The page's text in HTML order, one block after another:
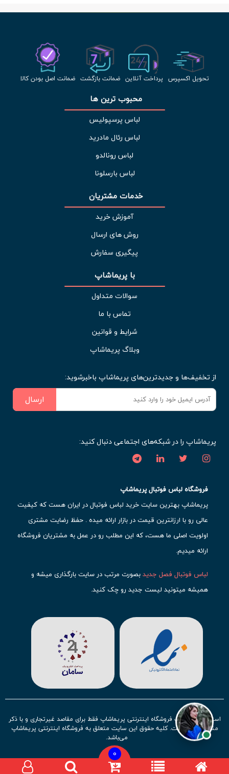
0
تحویل اکسپرس پرداخت آنلاین ضمانت بازگشت ضمانت اصل بودن کالا
محبوب ترین ها
لباس پرسپولیس
لباس رئال مادرید
لباس رونالدو
لباس بارسلونا
خدمات مشتریان
آموزش خرید
روش های ارسال
پیگیری سفارش
با پریماشاپ
سوالات متداول
تماس با ما
شرایط و قوانین
وبلاگ پریماشاپ
از تخفیف‌ها و جدیدترین‌های پریماشاپ باخبرشوید:
ارسال
پریماشاپ را در شبکه‌های اجتماعی دنبال کنید:
فروشگاه لباس فوتبال پریماشاپ
پریماشاپ بهترین سایت خرید لباس فوتبال در ایران هست که کیفیت
عالی رو با ارزانترین قیمت در بازار ارائه میده . حفظ رضایت مشتری
اولویت اصلی ما هست، که این مطلب رو در عمل به مشتریان فروشگاه
ارائه میدیم.
لباس فوتبال فصل جدیدبصورت مرتب در سایت بارگذاری میشه و
همیشه میتونید لیست جدید رو چک کنید.
حتما مشاهده کنید که قطعا برای تیم های مطرح دنیای فوتبال، تعداد
بیشتری محصول موجود میشه. این مورد شامل
لباس رئال مادرید
لباس اینتر میامی لباس منچستر سیتی
آث میلان میشه.
در ایران هملباس استقلال،لباس پرسپولیسولباس تیم ملی
ایرانتوجه زیادی بشون شده و تقریبا تمام محصولاتشون رو موجود
کردیم.
لباس فوتبال بچه گانه با توجه به استقبال نسل جدید روز به روز بصورت
کامل تر موجود میشه و تیم های بیشتری رو میتونید در این مجموعه
استفاده از مطالب فروشگاه اینترنتی پریماشاپ فقط برای مقاصد غیرتجاری و با ذکر
منبع بلامانع است. کلیه حقوق این سایت متعلق به فروشگاه اینترنتی پریماشاپ
می‌باشد.